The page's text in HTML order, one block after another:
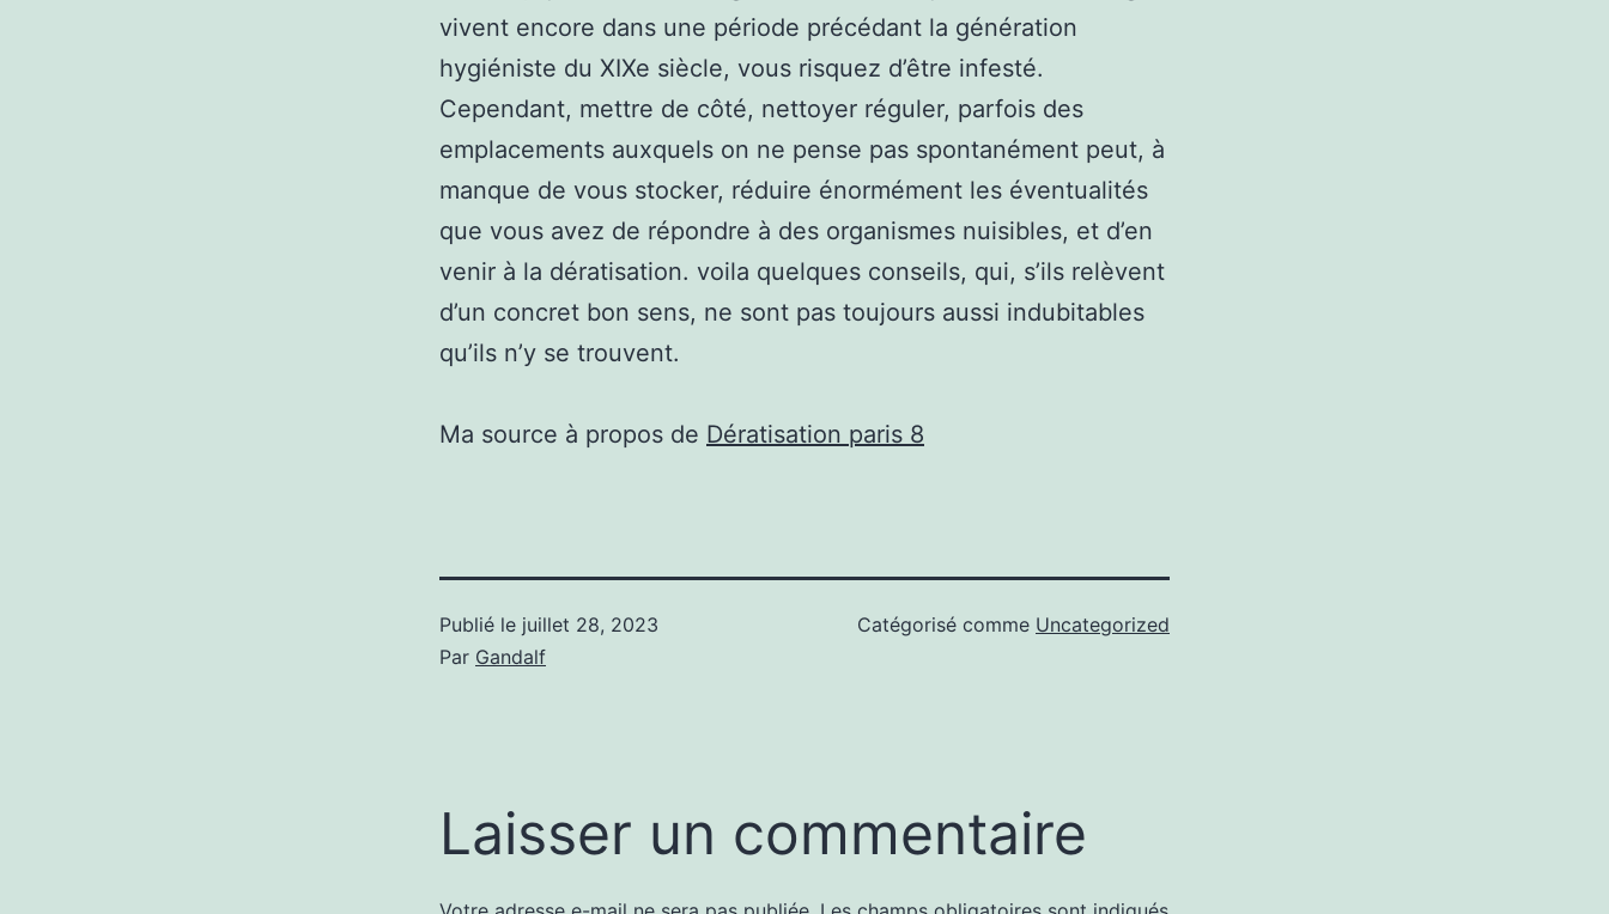
vivent encore dans une période précédant la génération
hygiéniste du XIXe siècle, vous risquez d’être infesté.
Cependant, mettre de côté, nettoyer réguler, parfois des
emplacements auxquels on ne pense pas spontanément peut, à
manque de vous stocker, réduire énormément les éventualités
que vous avez de répondre à des organismes nuisibles, et d’en
venir à la dératisation. voila quelques conseils, qui, s’ils relèvent
d’un concret bon sens, ne sont pas toujours aussi indubitables
qu’ils n’y se trouvent.
Ma source à propos de Dératisation paris 8
Publié le juillet 28, 2023
Par Gandalf
Catégorisé comme Uncategorized
Laisser un commentaire